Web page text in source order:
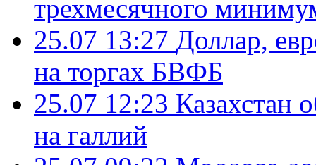
трехмесячного
25.07 13:27 Доллар,
на торгах БВФБ
25.07 12:23 Казахстан
на галлий